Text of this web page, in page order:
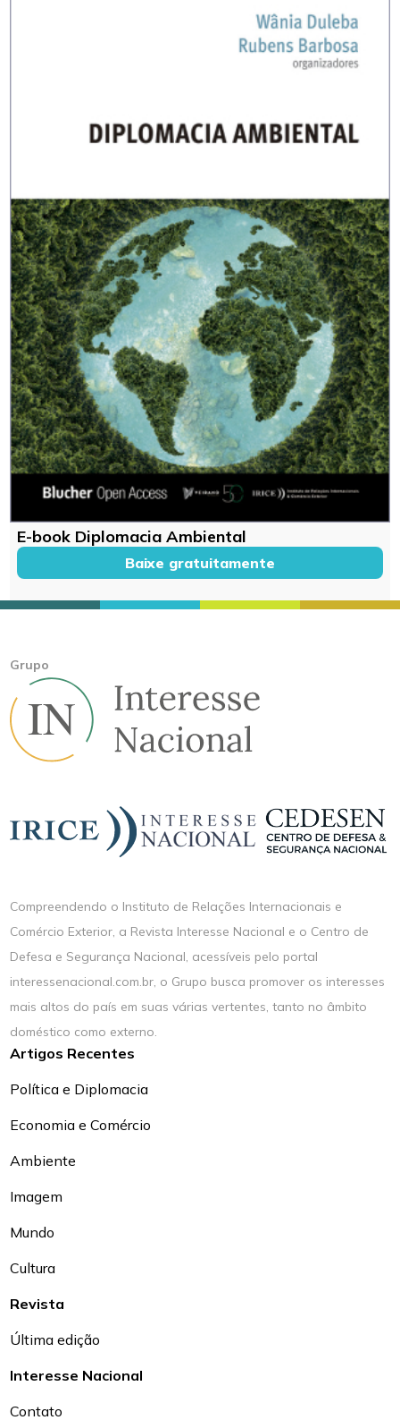
E-book Diplomacia Ambiental
Baixe gratuitamente
Grupo
Compreendendo o Instituto de Relações Internacionais e
Comércio Exterior, a Revista Interesse Nacional e o Centro de
Defesa e Segurança Nacional, acessíveis pelo portal
interessenacional.com.br, o Grupo busca promover os interesses
mais altos do país em suas várias vertentes, tanto no âmbito
doméstico como externo.
Artigos Recentes
Política e Diplomacia
Economia e Comércio
Ambiente
Imagem
Mundo
Cultura
Revista
Última edição
Interesse Nacional
Contato